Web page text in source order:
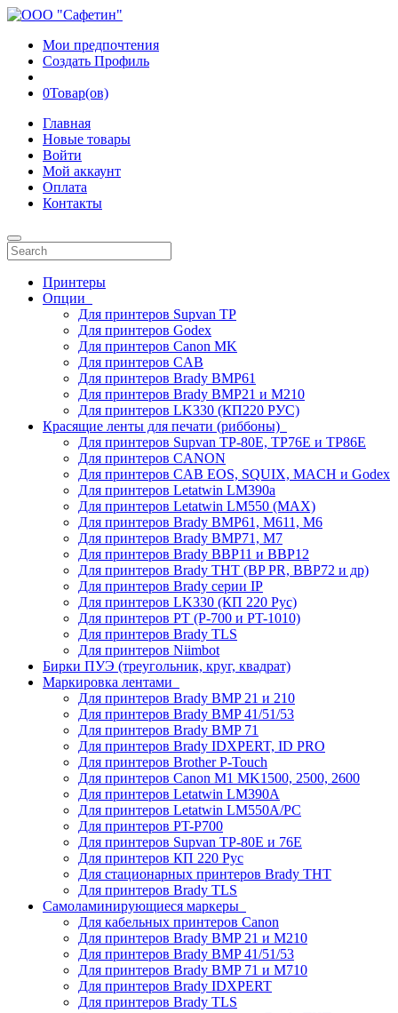
Мои предпочтения
Создать Профиль
0Товар(ов)
Главная
Новые товары
Войти
Мой аккаунт
Оплата
Контакты
Принтеры
Опции
Для принтеров Supvan TP
Для принтеров Godex
Для принтеров Canon MK
Для принтеров CAB
Для принтеров Brady BMP61
Для принтеров Brady BMP21 и M210
Для принтеров LK330 (КП220 РУС)
Красящие ленты для печати (риббоны)
Для принтеров Supvan TP-80E, TP76E и TP86E
Для принтеров CANON
Для принтеров CAB EOS, SQUIX, MACH и Godex
Для принтеров Letatwin LM390a
Для принтеров Letatwin LM550 (MAX)
Для принтеров Brady BMP61, M611, M6
Для принтеров Brady BMP71, M7
Для принтеров Brady BBP11 и BBP12
Для принтеров Brady THT (BP PR, BBP72 и др)
Для принтеров Brady серии IP
Для принтеров LK330 (КП 220 Рус)
Для принтеров PT (P-700 и PT-1010)
Для принтеров Brady TLS
Для принтеров Niimbot
Бирки ПУЭ (треугольник, круг, квадрат)
Маркировка лентами
Для принтеров Brady BMP 21 и 210
Для принтеров Brady BMP 41/51/53
Для принтеров Brady BMP 71
Для принтеров Brady IDXPERT, ID PRO
Для принтеров Brother P-Touch
Для принтеров Canon M1 MK1500, 2500, 2600
Для принтеров Letatwin LM390A
Для принтеров Letatwin LM550A/PC
Для принтеров PT-P700
Для принтеров Supvan TP-80E и 76E
Для принтеров КП 220 Рус
Для стационарных принтеров Brady THT
Для принтеров Brady TLS
Самоламинирующиеся маркеры
Для кабельных принтеров Canon
Для принтеров Brady BMP 21 и M210
Для принтеров Brady BMP 41/51/53
Для принтеров Brady BMP 71 и M710
Для принтеров Brady IDXPERT
Для принтеров Brady TLS